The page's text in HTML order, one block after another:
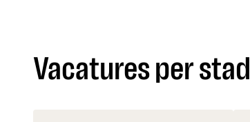
Vacatures per stad